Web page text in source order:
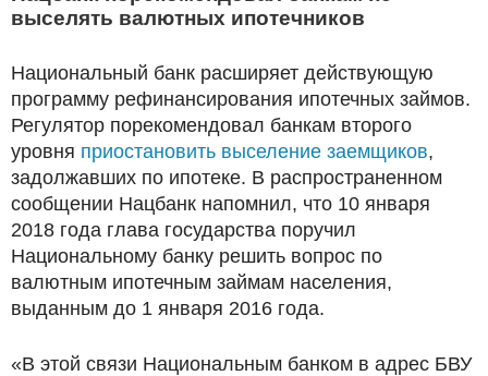
выселять валютных ипотечников
Национальный банк расширяет действующую
программу рефинансирования ипотечных займов.
Регулятор порекомендовал банкам второго
уровня приостановить выселение заемщиков,
задолжавших по ипотеке. В распространенном
сообщении Нацбанк напомнил, что 10 января
2018 года глава государства поручил
Национальному банку решить вопрос по
валютным ипотечным займам населения,
выданным до 1 января 2016 года.
«В этой связи Национальным банком в адрес БВУ